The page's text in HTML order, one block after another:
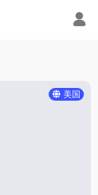
美国